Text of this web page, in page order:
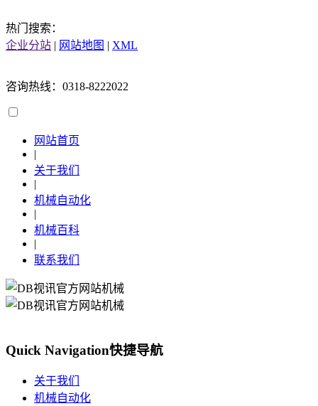
热门搜索：
企业分站 | 网站地图 | XML
咨询热线：0318-8222022
网站首页
|
关于我们
|
机械自动化
|
机械百科
|
联系我们
Quick Navigation快捷导航
关于我们
机械自动化